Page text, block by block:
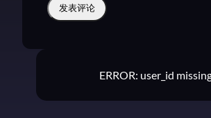
ERROR: user_id